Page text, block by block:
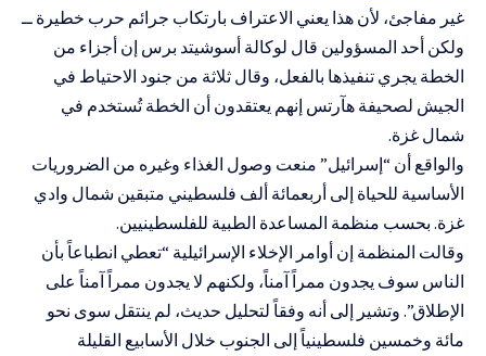
غير مفاجئ، لأن هذا يعني الاعتراف بارتكاب جرائم حرب خطيرة ــ
ولكن أحد المسؤولين قال لوكالة أسوشيتد برس إن أجزاء من
الخطة يجري تنفيذها بالفعل، وقال ثلاثة من جنود الاحتياط في
الجيش لصحيفة هآرتس إنهم يعتقدون أن الخطة تُستخدم في
شمال غزة.
والواقع أن “إسرائيل” منعت وصول الغذاء وغيره من الضروريات
الأساسية للحياة إلى أربعمائة ألف فلسطيني متبقين شمال وادي
غزة. بحسب منظمة المساعدة الطبية للفلسطينيين.
وقالت المنظمة إن أوامر الإخلاء الإسرائيلية “تعطي انطباعاً بأن
الناس سوف يجدون ممراً آمناً، ولكنهم لا يجدون ممراً آمناً على
الإطلاق”. وتشير إلى أنه وفقاً لتحليل حديث، لم ينتقل سوى نحو
مائة وخمسين فلسطينياً إلى الجنوب خلال الأسابيع القليلة